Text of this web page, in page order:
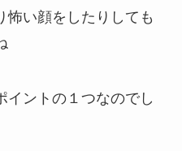
怖い顔をしたりしても
イントの１つなのでし